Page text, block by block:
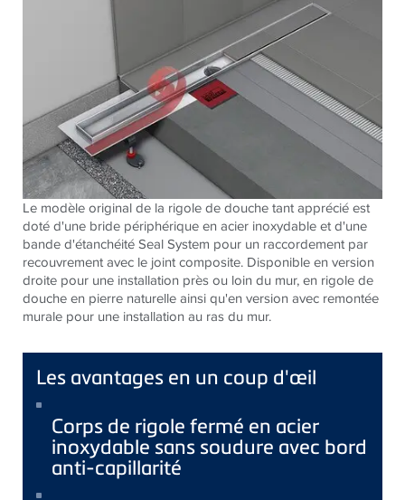
Le modèle original de la rigole de douche tant apprécié est
doté d'une bride périphérique en acier inoxydable et d'une
bande d'étanchéité Seal System pour un raccordement par
recouvrement avec le joint composite. Disponible en version
droite pour une installation près ou loin du mur, en rigole de
douche en pierre naturelle ainsi qu'en version avec remontée
murale pour une installation au ras du mur.
Les avantages en un coup d'œil
Corps de rigole fermé en acier
inoxydable sans soudure avec bord
anti-capillarité